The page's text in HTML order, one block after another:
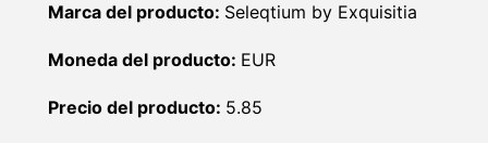
Marca del producto: Seleqtium by Exquisitia
Moneda del producto: EUR
Precio del producto: 5.85